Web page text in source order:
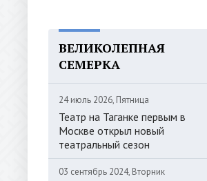
ВЕЛИКОЛЕПНАЯ
СЕМЕРКА
24 июль 2026, Пятница
Театр на Таганке первым в
Москве открыл новый
театральный сезон
03 сентябрь 2024, Вторник